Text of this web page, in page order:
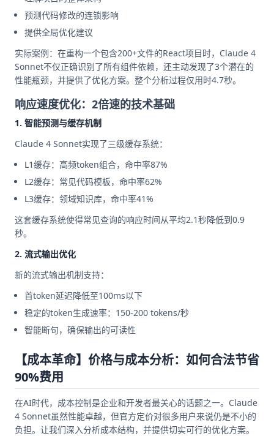
预测代码修改的连锁影响
提供全局优化建议
实际案例：在重构一个包含200+文件的React项目时，Claude 4
Sonnet不仅正确识别了所有组件依赖，还主动发现了3个潜在的
性能瓶颈，并提供了优化方案。整个分析过程仅用时4.7秒。
响应速度优化：2倍速的技术基础
1. 智能预测与缓存机制
Claude 4 Sonnet实现了三级缓存系统：
L1缓存：高频token组合，命中率87%
L2缓存：常见代码模板，命中率62%
L3缓存：领域知识库，命中率41%
这套缓存系统使得常见查询的响应时间从平均2.1秒降低到0.9
秒。
2. 流式输出优化
新的流式输出机制支持：
首token延迟降低至100ms以下
稳定的token生成速率：150-200 tokens/秒
智能断句，确保输出的可读性
【成本革命】价格与成本分析：如何合法节省
90%费用
在AI时代，成本控制是企业和开发者最关心的话题之一。Claude
4 Sonnet虽然性能卓越，但官方定价对很多用户来说仍是不小的
负担。让我们深入分析成本结构，并提供切实可行的优化方案。